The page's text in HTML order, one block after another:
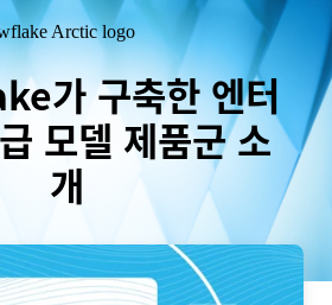
가 구축한 엔터
모델 제품군 소
개